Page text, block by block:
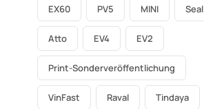
EX60 PV5 MINI Seal
Atto EV4 EV2
Print-Sonderveröffentlichung
VinFast Raval Tindaya